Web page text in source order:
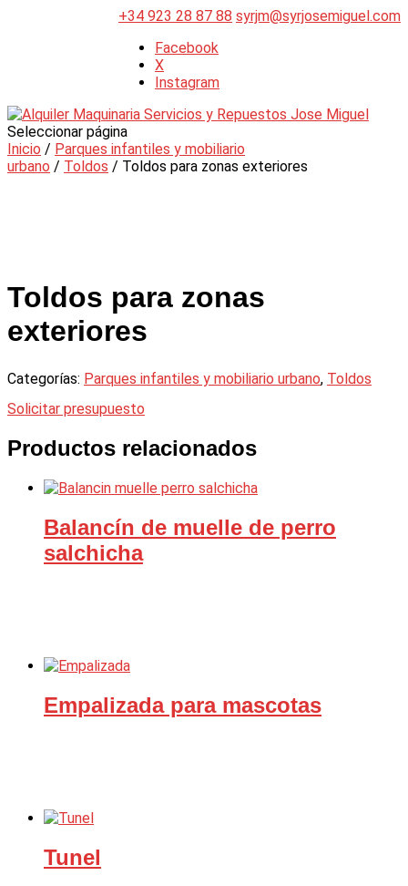
+34 923 28 87 88 syrjm@syrjosemiguel.com
Facebook
X
Instagram
Seleccionar página
Inicio / Parques infantiles y mobiliario
urbano / Toldos / Toldos para zonas exteriores
Toldos para zonas
exteriores
Categorías: Parques infantiles y mobiliario urbano, Toldos
Solicitar presupuesto
Productos relacionados
Balancín de muelle de perro
salchicha
Empalizada para mascotas
Tunel